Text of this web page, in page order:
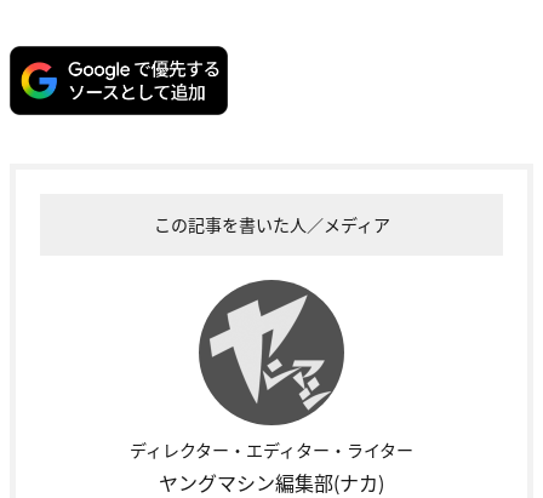
この記事を書いた人／メディア
ディレクター・エディター・ライター
ヤングマシン編集部(ナカ)